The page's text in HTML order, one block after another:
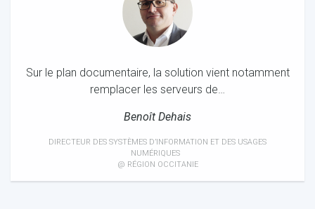
Sur le plan documentaire, la solution vient notamment
remplacer les serveurs de…
Benoît Dehais
DIRECTEUR DES SYSTÈMES D’INFORMATION ET DES USAGES
NUMÉRIQUES
@ RÉGION OCCITANIE